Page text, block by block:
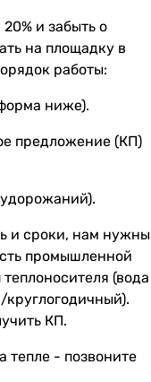
и забыть о
на площадку в
работы:
ниже).
предложение (КП)
и сроки, нам нужны
промышленной
(вода
КП.
тепле - позвоните